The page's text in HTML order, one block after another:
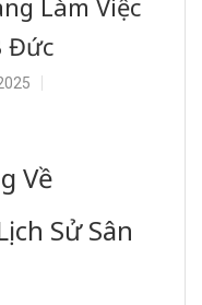
Đức
Về
Sử Sân